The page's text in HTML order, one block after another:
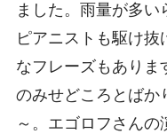
ました。雨量が多
ピアニストも駆け
なフレーズもありま
のみせどころとばか
～。エゴロフさん